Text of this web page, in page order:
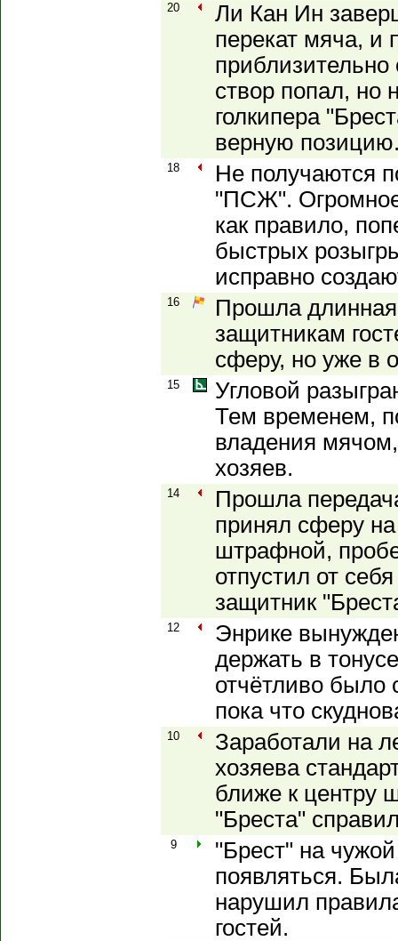
20
Ли Кан Ин
перекат мяча, и
створ попал, но
голкипера
верную
18
Не получаются
"ПСЖ". Огромное
как правило,
быстрых
исправно
16
Прошла
защитникам
сферу, но уже в
15
Угловой
Тем временем,
владения
хозяев.
14
Прошла
принял сферу
штрафной,
отпустил от
защитник
12
Энрике
держать в
отчётливо
пока что
10
Заработали на
хозяева
ближе к центру
"Бреста"
9
"Брест" на
появляться.
нарушил
гостей.